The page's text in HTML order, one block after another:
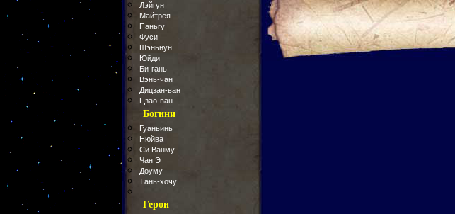
Лэйгун
Майтрея
Паньгу
Фуси
Шэньнун
Юйди
Би-гань
Вэнь-чан
Дицзан-ван
Цзао-ван
Богини
Гуаньинь
Нюйва
Си Ванму
Чан Э
Доуму
Тань-хочу
Герои